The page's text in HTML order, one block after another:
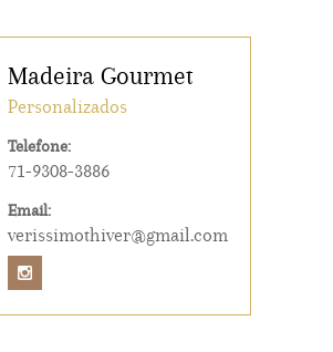
Madeira Gourmet
Personalizados
Telefone:
71-9308-3886
Email:
verissimothiver@gmail.com